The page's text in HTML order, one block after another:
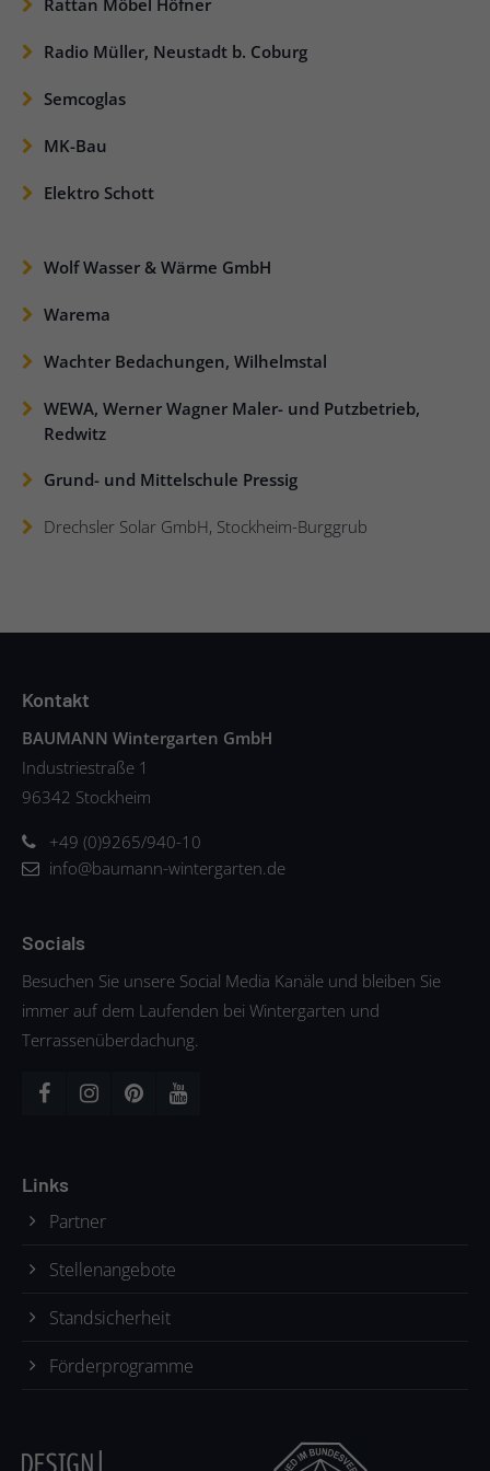
Rattan Möbel Höfner
Radio Müller, Neustadt b. Coburg
Semcoglas
MK-Bau
Elektro Schott
Wolf Wasser & Wärme GmbH
Warema
Wachter Bedachungen, Wilhelmstal
WEWA, Werner Wagner Maler- und Putzbetrieb,
Redwitz
Grund- und Mittelschule Pressig
Drechsler Solar GmbH, Stockheim-Burggrub
Kontakt
BAUMANN Wintergarten GmbH
Industriestraße 1
96342 Stockheim
+49 (0)9265/940-10
info@baumann-wintergarten.de
Socials
Besuchen Sie unsere Social Media Kanäle und bleiben Sie
immer auf dem Laufenden bei Wintergarten und
Terrassenüberdachung.
Links
Partner
Stellenangebote
Standsicherheit
Förderprogramme